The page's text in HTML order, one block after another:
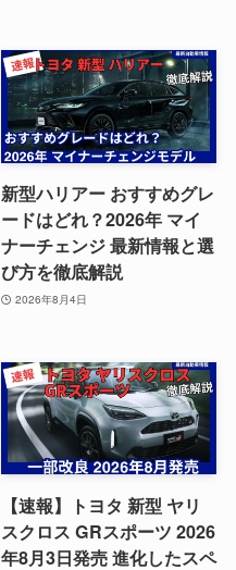
新型ハリアー おすすめグレ
ードはどれ？2026年 マイ
ナーチェンジ 最新情報と選
び方を徹底解説
2026年8月4日
【速報】トヨタ 新型 ヤリ
スクロス GRスポーツ 2026
年8月3日発売 進化したスペ